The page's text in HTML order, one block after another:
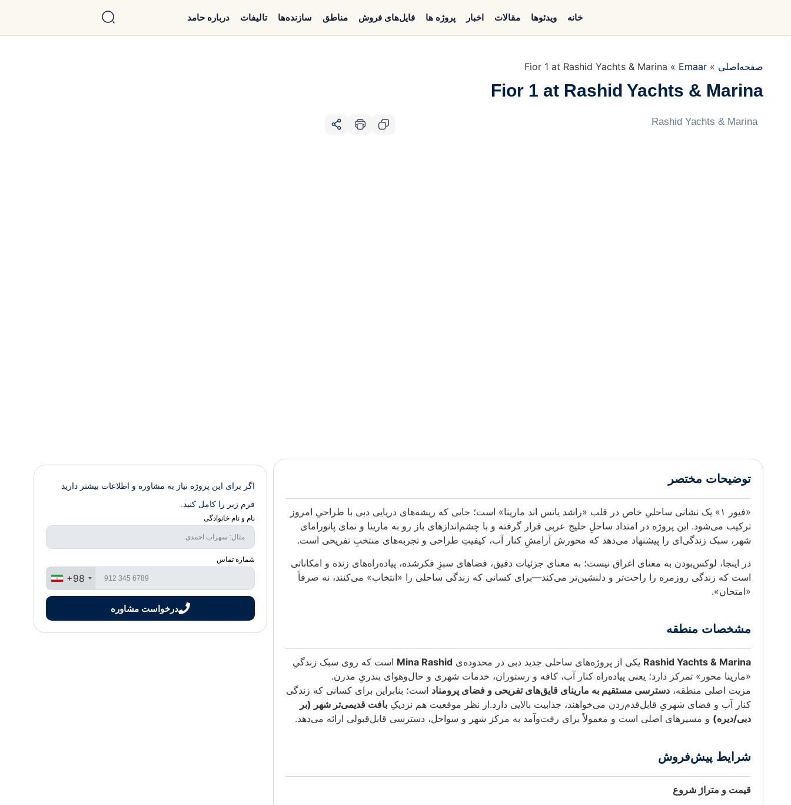
خانه ویدئوها مقالات اخبار پروژه ها فایل‌های فروش مناطق سازنده‌ها تالیفات درباره حامد
صفحه‌اصلی »
Emaar
»
Fior 1 at Rashid Yachts & Marina
Fior 1 at Rashid Yachts & Marina
Rashid Yachts & Marina
اگر برای این پروژه نیاز به مشاوره و اطلاعات بیشتر دارید
فرم زیر را کامل کنید.
نام و نام خانوادگی
شماره تماس
+98
درخواست مشاوره
توضیحات مختصر
«فیور ۱» یک نشانی ساحلیِ خاص در قلب «راشد یاتس اند مارینا» است؛ جایی که ریشه‌های دریایی دبی با طراحیِ امروز
ترکیب می‌شود. این پروژه در امتداد ساحلِ خلیج عربی قرار گرفته و با چشم‌اندازهای باز رو به مارینا و نمای پانورامای
شهر، سبک زندگی‌ای را پیشنهاد می‌دهد که محورش آرامشِ کنار آب، کیفیتِ طراحی و تجربه‌های منتخبِ تفریحی است.
در اینجا، لوکس‌بودن به معنای اغراق نیست؛ به معنای جزئیات دقیق، فضاهای سبزِ فکرشده، پیاده‌راه‌های زنده و امکاناتی
است که زندگی روزمره را راحت‌تر و دلنشین‌تر می‌کند—برای کسانی که زندگی ساحلی را «انتخاب» می‌کنند، نه صرفاً
«امتحان».
مشخصات منطقه
Rashid Yachts & Marina یکی از پروژه‌های ساحلی جدید دبی در محدوده‌یMina Rashid است که روی سبک زندگیِ
«مارینا محور» تمرکز دارد؛ یعنی پیاده‌راه کنار آب، کافه‌ و رستوران، خدمات شهری و حال‌وهوای بندریِ مدرن.
مزیت اصلی منطقه،دسترسی مستقیم به مارینای قایق‌های تفریحی و فضای پرومناد است؛ بنابراین برای کسانی که زندگی
کنار آب و فضای شهریِ قابل‌قدم‌زدن می‌خواهند، جذابیت بالایی دارد.از نظر موقعیت هم نزدیکِبافت قدیمی‌تر شهر (بر
دبی/دیره) و مسیرهای اصلی است و معمولاً برای رفت‌وآمد به مرکز شهر و سواحل، دسترسی قابل‌قبولی ارائه می‌دهد.
شرایط پیش‌فروش
قیمت و متراژ شروع